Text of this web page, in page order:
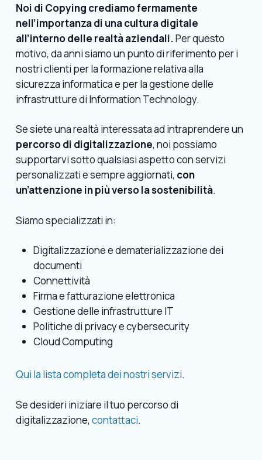
Noi di Copying crediamo fermamente
nell’importanza di una cultura digitale
all’interno delle realtà aziendali.Per questo
motivo, da anni siamo un punto di riferimento per i
nostri clienti per la formazione relativa alla
sicurezza informatica e per la gestione delle
infrastrutture di Information Technology.
Se siete una realtà interessata ad intraprendere un
percorso di digitalizzazione, noi possiamo
supportarvi sotto qualsiasi aspetto con servizi
personalizzati e sempre aggiornati, con
un’attenzione in più verso la sostenibilità.
Siamo specializzati in:
Digitalizzazione e dematerializzazione dei
documenti
Connettività
Firma e fatturazione elettronica
Gestione delle infrastrutture IT
Politiche di privacy e cybersecurity
Cloud Computing
Qui la lista completa dei nostri servizi.
Se desideri iniziare il tuo percorso di
digitalizzazione, contattaci.